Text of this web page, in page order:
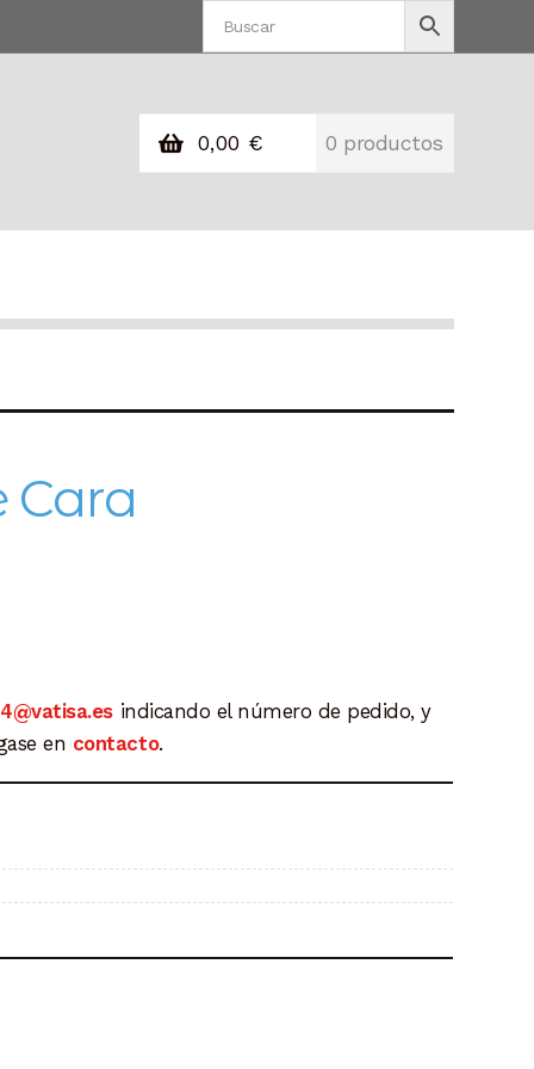
0,00 € 0 productos
Cara
indicando el número de pedido, y
en contacto.